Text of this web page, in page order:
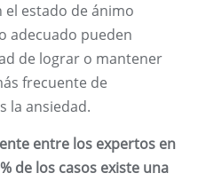
estado de ánimo
adecuado pueden
de lograr o mantener
frecuente de
la ansiedad.
entre los expertos en
de los casos existe una